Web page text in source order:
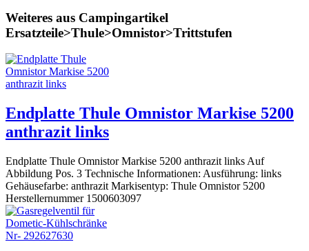
Weiteres aus Campingartikel
Ersatzteile>Thule>Omnistor>Trittstufen
Endplatte Thule Omnistor Markise 5200
anthrazit links
Endplatte Thule Omnistor Markise 5200 anthrazit links Auf
Abbildung Pos. 3 Technische Informationen: Ausführung: links
Gehäusefarbe: anthrazit Markisentyp: Thule Omnistor 5200
Herstellernummer 1500603097